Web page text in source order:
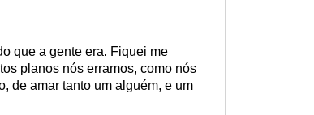
que a gente era. Fiquei me
planos nós erramos, como nós
de amar tanto um alguém, e um